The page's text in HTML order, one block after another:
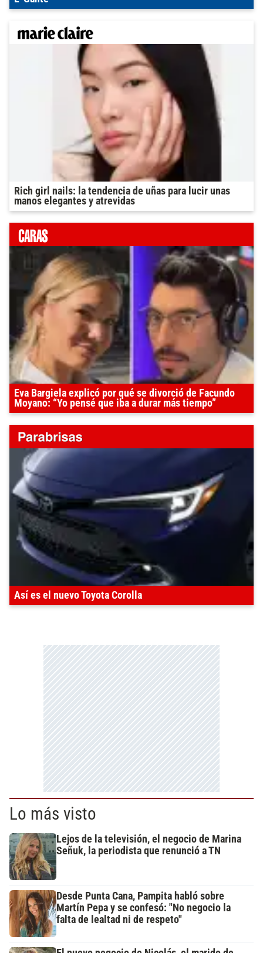
Rich girl nails: la tendencia de uñas para lucir unas
manos elegantes y atrevidas
Eva Bargiela explicó por qué se divorció de Facundo
Moyano: “Yo pensé que iba a durar más tiempo”
Así es el nuevo Toyota Corolla
Lo más visto
Lejos de la televisión, el negocio de Marina
Señuk, la periodista que renunció a TN
Desde Punta Cana, Pampita habló sobre
Martín Pepa y se confesó: "No negocio la
falta de lealtad ni de respeto"